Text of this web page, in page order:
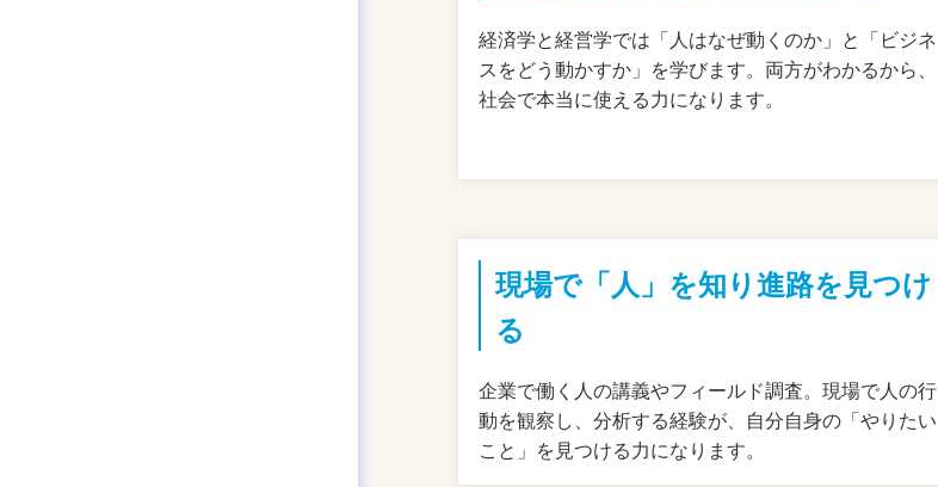
経済学と経営学では「人はなぜ動くのか」と「ビジネ
スをどう動かすか」を学びます。両方がわかるから、
社会で本当に使える力になります。
現場で「人」を知り進路を見つけ
る
企業で働く人の講義やフィールド調査。現場で人の行
動を観察し、分析する経験が、自分自身の「やりたい
こと」を見つける力になります。